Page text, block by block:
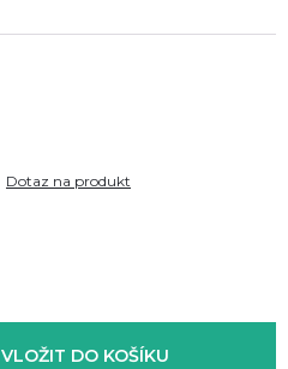
Dotaz na produkt
VLOŽIT DO KOŠÍKU